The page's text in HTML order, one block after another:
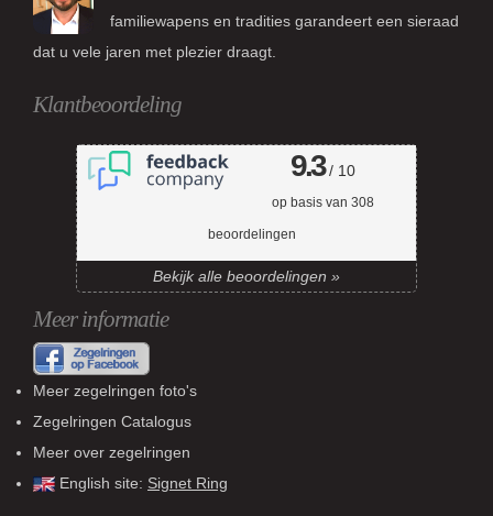
familiewapens en tradities garandeert een sieraad
dat u vele jaren met plezier draagt.
Klantbeoordeling
9.3/ 10
op basis van 308
beoordelingen
Bekijk alle beoordelingen »
Meer informatie
Meer zegelringen foto's
Zegelringen Catalogus
Meer over zegelringen
English site: Signet Ring